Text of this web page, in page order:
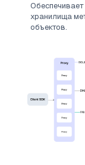
Обеспечивает
хранилища
объектов.